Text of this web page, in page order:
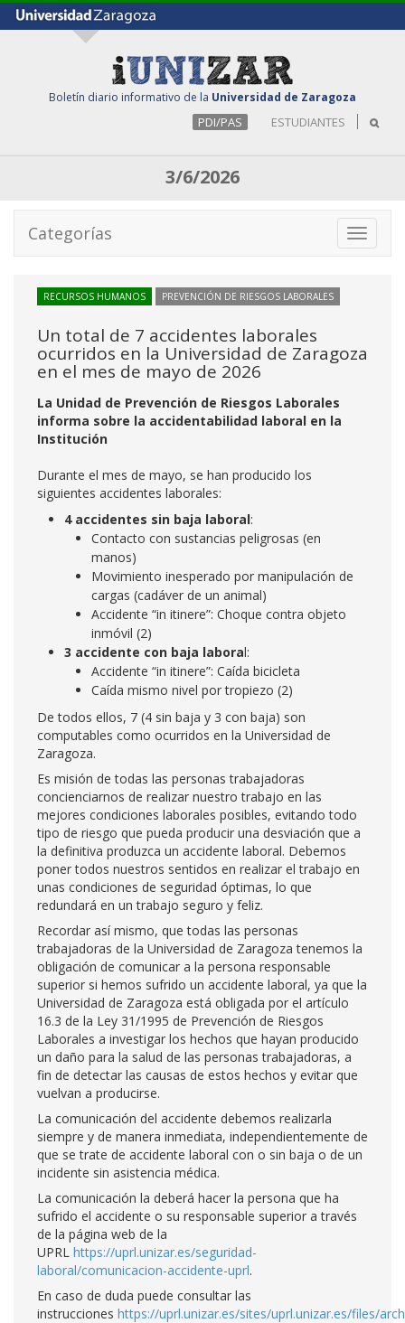
Boletín diario informativo de la Universidad de Zaragoza
PDI/PAS ESTUDIANTES
3/6/2026
Toggle
Categorías
RECURSOS HUMANOS PREVENCIÓN DE RIESGOS LABORALES
Un total de 7 accidentes laborales
ocurridos en la Universidad de Zaragoza
en el mes de mayo de 2026
La Unidad de Prevención de Riesgos Laborales
informa sobre la accidentabilidad laboral en la
Institución
Durante el mes de mayo, se han producido los
siguientes accidentes laborales:
4 accidentes sin baja laboral:
Contacto con sustancias peligrosas (en
manos)
Movimiento inesperado por manipulación de
cargas (cadáver de un animal)
Accidente “in itinere”: Choque contra objeto
inmóvil (2)
3 accidente con baja laboral:
Accidente “in itinere”: Caída bicicleta
Caída mismo nivel por tropiezo (2)
De todos ellos, 7 (4 sin baja y 3 con baja) son
computables como ocurridos en la Universidad de
Zaragoza.
Es misión de todas las personas trabajadoras
concienciarnos de realizar nuestro trabajo en las
mejores condiciones laborales posibles, evitando todo
tipo de riesgo que pueda producir una desviación que a
la definitiva produzca un accidente laboral. Debemos
poner todos nuestros sentidos en realizar el trabajo en
unas condiciones de seguridad óptimas, lo que
redundará en un trabajo seguro y feliz.
Recordar así mismo, que todas las personas
trabajadoras de la Universidad de Zaragoza tenemos la
obligación de comunicar a la persona responsable
superior si hemos sufrido un accidente laboral, ya que la
Universidad de Zaragoza está obligada por el artículo
16.3 de la Ley 31/1995 de Prevención de Riesgos
Laborales a investigar los hechos que hayan producido
un daño para la salud de las personas trabajadoras, a
fin de detectar las causas de estos hechos y evitar que
vuelvan a producirse.
La comunicación del accidente debemos realizarla
siempre y de manera inmediata, independientemente de
que se trate de accidente laboral con o sin baja o de un
incidente sin asistencia médica.
La comunicación la deberá hacer la persona que ha
sufrido el accidente o su responsable superior a través
de la página web de la
UPRL https://uprl.unizar.es/seguridad-
laboral/comunicacion-accidente-uprl.
En caso de duda puede consultar las
instrucciones https://uprl.unizar.es/sites/uprl.unizar.es/files/